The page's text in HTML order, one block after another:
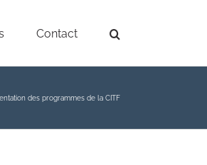
Contact
des programmes de la CITF